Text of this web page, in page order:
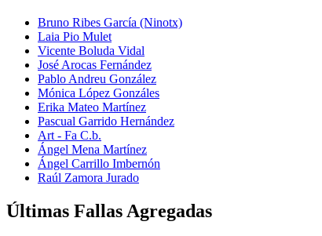
Bruno Ribes García (Ninotx)
Laia Pio Mulet
Vicente Boluda Vidal
José Arocas Fernández
Pablo Andreu González
Mónica López Gonzáles
Erika Mateo Martínez
Pascual Garrido Hernández
Art - Fa C.b.
Ángel Mena Martínez
Ángel Carrillo Imbernón
Raúl Zamora Jurado
Últimas Fallas Agregadas